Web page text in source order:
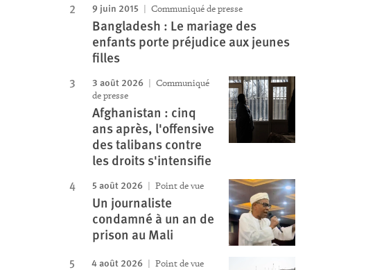
9 juin 2015 Communiqué de presse
Bangladesh : Le mariage des
enfants porte préjudice aux jeunes
filles
3 août 2026
Communiqué
de presse
Afghanistan : cinq
ans après, l'offensive
des talibans contre
les droits s'intensifie
5 août 2026 Point de vue
Un journaliste
condamné à un an de
prison au Mali
4 août 2026 Point de vue